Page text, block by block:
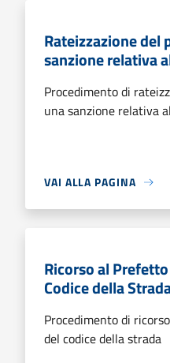
Rateizzazione del
sanzione relativa
Procedimento di
una sanzione relativa
VAI ALLA PAGINA
Ricorso al
Codice della
Procedimento di
del codice della strada